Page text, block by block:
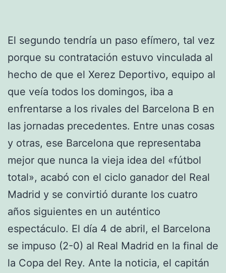
El segundo tendría un paso efímero, tal vez
porque su contratación estuvo vinculada al
hecho de que el Xerez Deportivo, equipo al
que veía todos los domingos, iba a
enfrentarse a los rivales del Barcelona B en
las jornadas precedentes. Entre unas cosas
y otras, ese Barcelona que representaba
mejor que nunca la vieja idea del «fútbol
total», acabó con el ciclo ganador del Real
Madrid y se convirtió durante los cuatro
años siguientes en un auténtico
espectáculo. El día 4 de abril, el Barcelona
se impuso (2-0) al Real Madrid en la final de
la Copa del Rey. Ante la noticia, el capitán